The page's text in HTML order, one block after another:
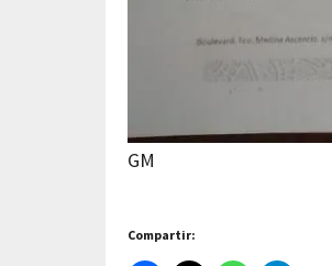
GM
Compartir: